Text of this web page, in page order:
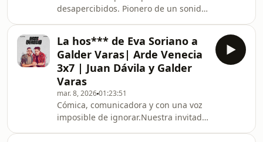
desapercibidos. Pionero de un sonido
invitado se sienta en Arde Venecia
con una máscara de cerdo poco
adorable para hablar de música, de
carrera y de todo lo que viene con
vivir rápido.
La hos*** de Eva Soriano a
Galder Varas| Arde Venecia
3x7 | Juan Dávila y Galder
Varas
mar. 8, 202601:23:51
Cómica, comunicadora y con una voz
imposible de ignorar.Nuestra invitada